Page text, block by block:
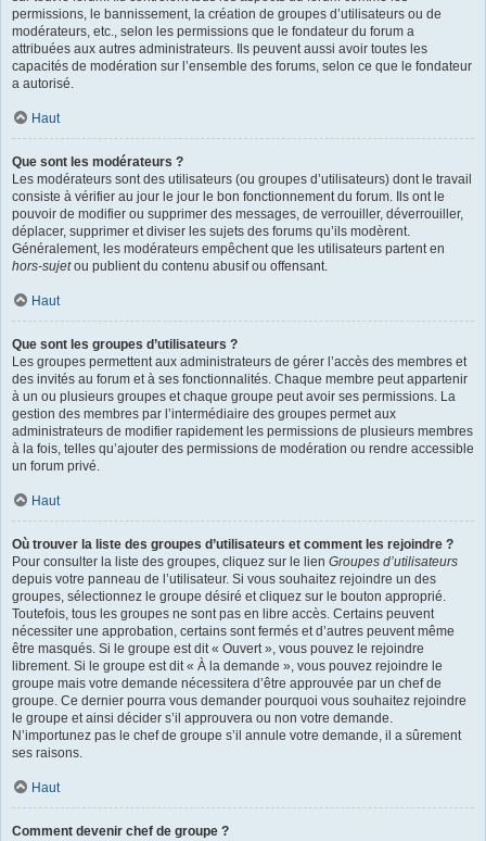
permissions, le bannissement, la création de groupes d’utilisateurs ou de
modérateurs, etc., selon les permissions que le fondateur du forum a
attribuées aux autres administrateurs. Ils peuvent aussi avoir toutes les
capacités de modération sur l’ensemble des forums, selon ce que le fondateur
a autorisé.
Haut
Que sont les modérateurs ?
Les modérateurs sont des utilisateurs (ou groupes d’utilisateurs) dont le travail
consiste à vérifier au jour le jour le bon fonctionnement du forum. Ils ont le
pouvoir de modifier ou supprimer des messages, de verrouiller, déverrouiller,
déplacer, supprimer et diviser les sujets des forums qu’ils modèrent.
Généralement, les modérateurs empêchent que les utilisateurs partent en
hors-sujetou publient du contenu abusif ou offensant.
Haut
Que sont les groupes d’utilisateurs ?
Les groupes permettent aux administrateurs de gérer l’accès des membres et
des invités au forum et à ses fonctionnalités. Chaque membre peut appartenir
à un ou plusieurs groupes et chaque groupe peut avoir ses permissions. La
gestion des membres par l’intermédiaire des groupes permet aux
administrateurs de modifier rapidement les permissions de plusieurs membres
à la fois, telles qu’ajouter des permissions de modération ou rendre accessible
un forum privé.
Haut
Où trouver la liste des groupes d’utilisateurs et comment les rejoindre ?
Pour consulter la liste des groupes, cliquez sur le lien Groupes d’utilisateurs
depuis votre panneau de l’utilisateur. Si vous souhaitez rejoindre un des
groupes, sélectionnez le groupe désiré et cliquez sur le bouton approprié.
Toutefois, tous les groupes ne sont pas en libre accès. Certains peuvent
nécessiter une approbation, certains sont fermés et d’autres peuvent même
être masqués. Si le groupe est dit « Ouvert », vous pouvez le rejoindre
librement. Si le groupe est dit « À la demande », vous pouvez rejoindre le
groupe mais votre demande nécessitera d’être approuvée par un chef de
groupe. Ce dernier pourra vous demander pourquoi vous souhaitez rejoindre
le groupe et ainsi décider s’il approuvera ou non votre demande.
N’importunez pas le chef de groupe s’il annule votre demande, il a sûrement
ses raisons.
Haut
Comment devenir chef de groupe ?